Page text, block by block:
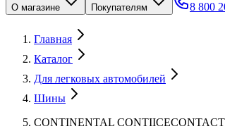
О магазине Покупателям 8 800
Главная
Каталог
Для легковых автомобилей
Шины
CONTINENTAL CONTIICECONTACT